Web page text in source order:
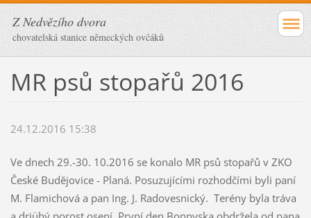
Z Nedvězího dvora
chovatelská stanice německých ovčáků
MR psů stopařů 2016
24.12.2016 15:38
Ve dnech 29.-30. 10.2016 se konalo MR psů stopařů v ZKO
České Budějovice - Planá. Posuzujícími rozhodčími byli paní
M. Flamichová a pan Ing. J. Radovesnický. Terény byla tráva